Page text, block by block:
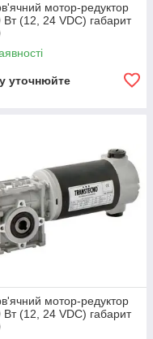
мотор-редуктор
Вт (12, 24 VDC) габарит
уточнюйте
мотор-редуктор
Вт (12, 24 VDC) габарит